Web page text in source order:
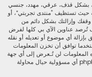
بشكل قذف، عرقي، مهدد، جنسي
حيث تستظيف ”منتدى تجربتي“، أو
وإزالتك بشكل دائم من
تُرصد عناوين الآي بي كلها لفرض
أي موضوع أو تعديله أو نقله
توافق أن تخزن المعلومات
المعلومات لن تُـعرض إلى أي جهة
ثالثة دون علمك، لن يتحمل ”منتدى تجربتي“ ولا phpBB أي مسؤولية حيال محاولة